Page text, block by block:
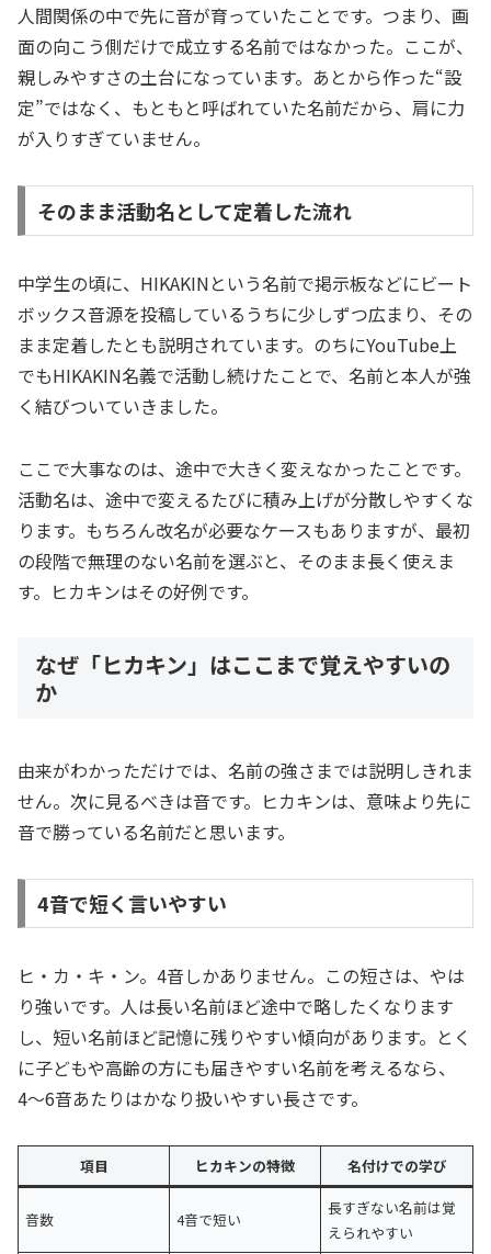
人間関係の中で先に音が育っていたことです。つまり、画
面の向こう側だけで成立する名前ではなかった。ここが、
親しみやすさの土台になっています。あとから作った“設
定”ではなく、もともと呼ばれていた名前だから、肩に力
が入りすぎていません。
そのまま活動名として定着した流れ
中学生の頃に、HIKAKINという名前で掲示板などにビート
ボックス音源を投稿しているうちに少しずつ広まり、その
まま定着したとも説明されています。のちにYouTube上
でもHIKAKIN名義で活動し続けたことで、名前と本人が強
く結びついていきました。
ここで大事なのは、途中で大きく変えなかったことです。
活動名は、途中で変えるたびに積み上げが分散しやすくな
ります。もちろん改名が必要なケースもありますが、最初
の段階で無理のない名前を選ぶと、そのまま長く使えま
す。ヒカキンはその好例です。
なぜ「ヒカキン」はここまで覚えやすいの
か
由来がわかっただけでは、名前の強さまでは説明しきれま
せん。次に見るべきは音です。ヒカキンは、意味より先に
音で勝っている名前だと思います。
4音で短く言いやすい
ヒ・カ・キ・ン。4音しかありません。この短さは、やは
り強いです。人は長い名前ほど途中で略したくなります
し、短い名前ほど記憶に残りやすい傾向があります。とく
に子どもや高齢の方にも届きやすい名前を考えるなら、
4〜6音あたりはかなり扱いやすい長さです。
項目 ヒカキンの特徴 名付けでの学び
音数 4音で短い
長すぎない名前は覚
えられやすい